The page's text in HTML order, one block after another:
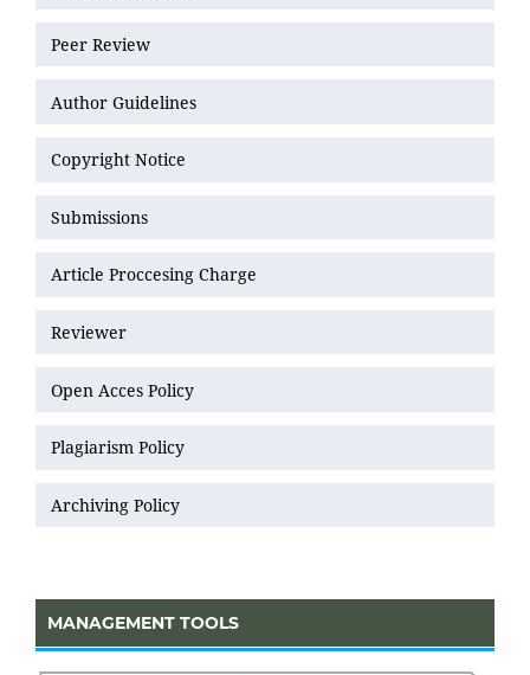
Peer Review
Author Guidelines
Copyright Notice
Submissions
Article Proccesing Charge
Reviewer
Open Acces Policy
Plagiarism Policy
Archiving Policy
MANAGEMENT TOOLS